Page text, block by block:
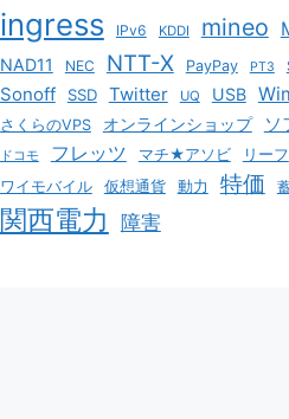
ingress IPv6 KDDI mineo
NAD11 NEC NTT-X PayPay PT3
Sonoff SSD Twitter UQ USB
さくらのVPS オンラインショップ ソ
ドコモ フレッツ マチ★アソビ
リーフ
ワイモバイル
仮想通貨 動力 特価
関西電力 障害